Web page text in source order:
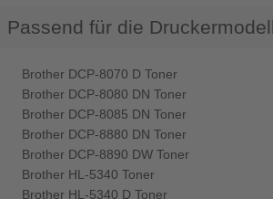
Passend für die
Brother DCP-8070 D Toner
Brother DCP-8080 DN Toner
Brother DCP-8085 DN Toner
Brother DCP-8880 DN Toner
Brother DCP-8890 DW Toner
Brother HL-5340 Toner
Brother HL-5340 D Toner